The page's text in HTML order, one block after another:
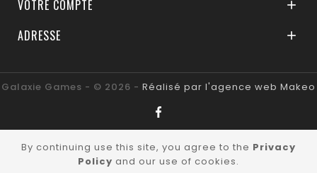
VOTRE COMPTE 
ADRESSE 
Galaxie Games - © 2026 - Réalisé par l'agence web Makeo
By continuing use this site, you agree to the Privacy
Policy and our use of cookies.